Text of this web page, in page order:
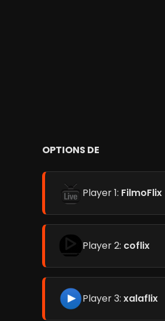
OPTIONS DE
Player 1: FilmoFlix
Player 2: coflix
Player 3: xalaflix